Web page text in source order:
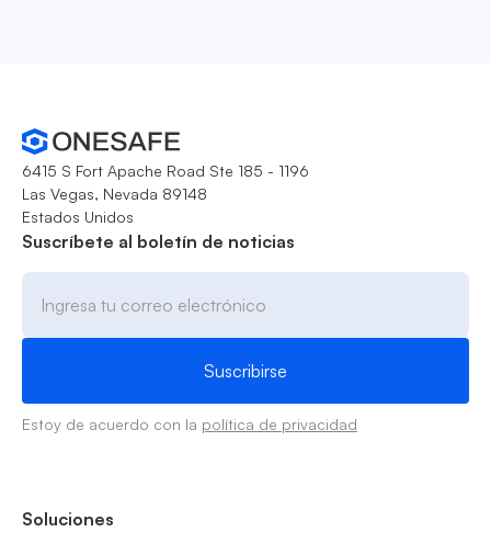
6415 S Fort Apache Road Ste 185 - 1196
Las Vegas, Nevada 89148
Estados Unidos
Suscríbete al boletín de noticias
Estoy de acuerdo con la política de privacidad
Soluciones